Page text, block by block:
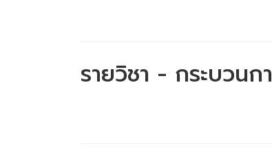
รายวิชา - กระบวน